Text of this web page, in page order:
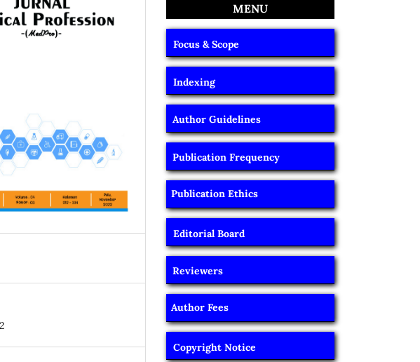
MENU
Focus & Scope
Indexing
Author Guidelines
Publication Frequency
Publication Ethics
Editorial Board
Reviewers
Author Fees
Copyright Notice